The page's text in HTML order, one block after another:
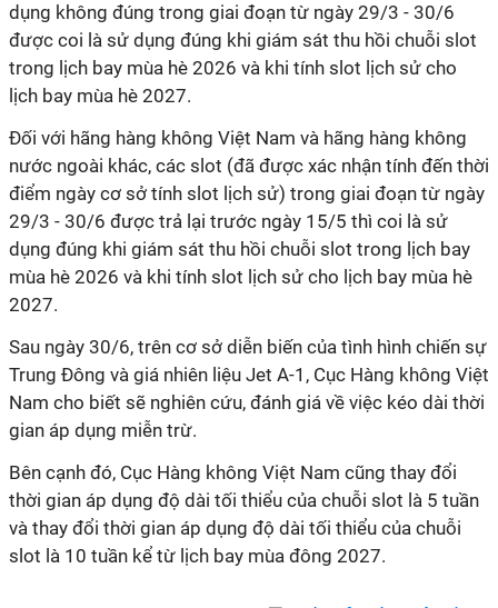
dụng không đúng trong giai đoạn từ ngày 29/3 - 30/6
được coi là sử dụng đúng khi giám sát thu hồi chuỗi slot
trong lịch bay mùa hè 2026 và khi tính slot lịch sử cho
lịch bay mùa hè 2027.
Đối với hãng hàng không Việt Nam và hãng hàng không
nước ngoài khác, các slot (đã được xác nhận tính đến thời
điểm ngày cơ sở tính slot lịch sử) trong giai đoạn từ ngày
29/3 - 30/6 được trả lại trước ngày 15/5 thì coi là sử
dụng đúng khi giám sát thu hồi chuỗi slot trong lịch bay
mùa hè 2026 và khi tính slot lịch sử cho lịch bay mùa hè
2027.
Sau ngày 30/6, trên cơ sở diễn biến của tình hình chiến sự
Trung Đông và giá nhiên liệu Jet A-1, Cục Hàng không Việt
Nam cho biết sẽ nghiên cứu, đánh giá về việc kéo dài thời
gian áp dụng miễn trừ.
Bên cạnh đó, Cục Hàng không Việt Nam cũng thay đổi
thời gian áp dụng độ dài tối thiểu của chuỗi slot là 5 tuần
và thay đổi thời gian áp dụng độ dài tối thiểu của chuỗi
slot là 10 tuần kể từ lịch bay mùa đông 2027.